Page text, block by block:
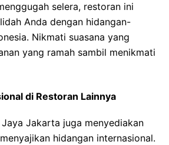
selera, restoran ini
Anda dengan hidangan-
Nikmati suasana yang
yang ramah sambil menikmati
di Restoran Lainnya
Jakarta juga menyediakan
hidangan internasional.